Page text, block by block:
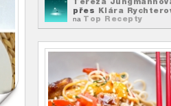
přes Klára
na Top Recepty